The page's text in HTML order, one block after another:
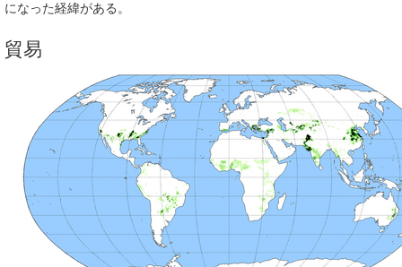
になった経緯がある。
貿易